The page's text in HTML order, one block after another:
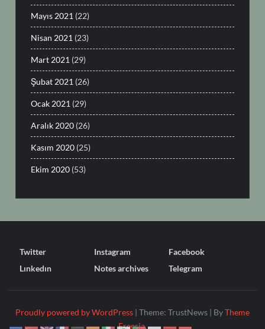
Mayıs 2021 (22)
Nisan 2021 (23)
Mart 2021 (29)
Şubat 2021 (26)
Ocak 2021 (29)
Aralık 2020 (26)
Kasım 2020 (25)
Ekim 2020 (53)
Twitter Instagram
Facebook
Lınkedın
Notes archives Telegram
Proudly powered by WordPress | Theme: TrustNews | ByTheme
Freesia.